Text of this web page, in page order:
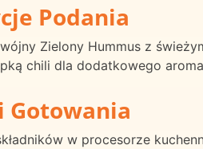
Podania
Zielony Hummus z
chili dla dodatkowego
Gotowania
w procesorze